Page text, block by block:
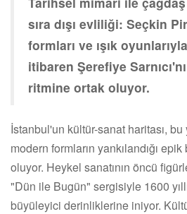
sıra dışı evliliği: Seçkin
formları ve ışık
itibaren Şerefiye
ritmine ortak oluyor.
İstanbul'un kültür-sanat haritası,
modern formların yankılandığı
oluyor. Heykel sanatının öncü
"Dün ile Bugün" sergisiyle 1600
büyüleyici derinliklerine iniyor.